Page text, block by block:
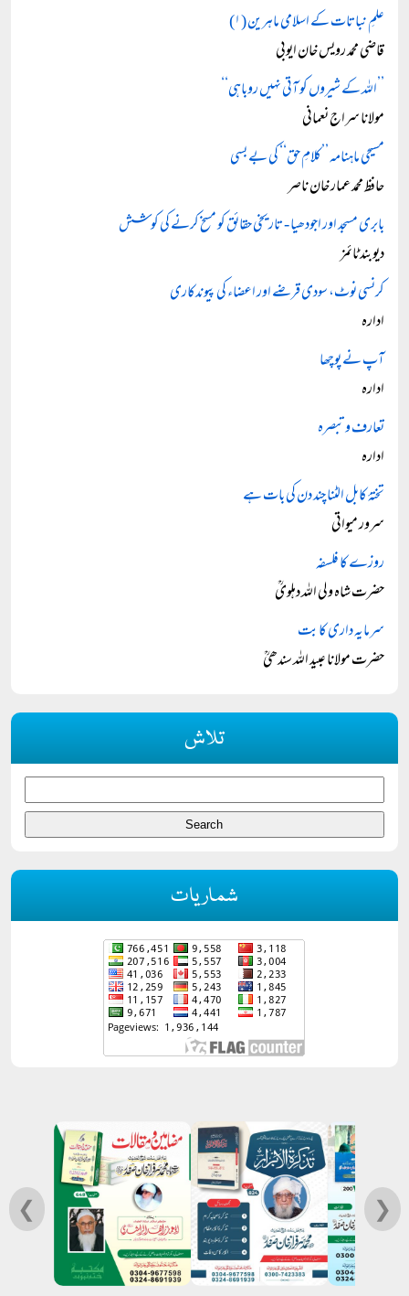
علمِ نباتات کے اسلامی ماہرین (۱)
قاضی محمد رویس خان ایوبی
’’اللہ کے شیروں کو آتی نہیں روباہی‘‘
مولانا سراج نعمانی
مسیحی ماہنامہ ’’کلامِ حق‘‘ کی بے بسی
حافظ محمد عمار خان ناصر
بابری مسجد اور اجودھیا - تاریخی حقائق کو مسخ کرنے کی کوشش
دیوبند ٹائمز
کرنسی نوٹ، سودی قرضے اور اعضاء کی پیوندکاری
ادارہ
آپ نے پوچھا
ادارہ
تعارف و تبصرہ
ادارہ
تختۂ کابل الٹنا چند دن کی بات ہے
سرور میواتی
روزے کا فلسفہ
حضرت شاہ ولی اللہ دہلویؒ
سرمایہ داری کا بت
حضرت مولانا عبید اللہ سندھیؒ
تلاش
شماریات
❮ ❯